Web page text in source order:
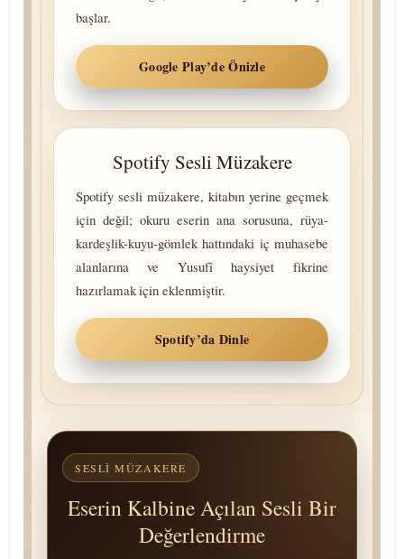
başlar.
Google Play’de Önizle
Spotify Sesli Müzakere
Spotify sesli müzakere, kitabın yerine geçmek
için değil; okuru eserin ana sorusuna, rüya-
kardeşlik-kuyu-gömlek hattındaki iç muhasebe
alanlarına ve Yusufî haysiyet fikrine
hazırlamak için eklenmiştir.
Spotify’da Dinle
SESLI MÜZAKERE
Eserin Kalbine Açılan Sesli Bir
Değerlendirme